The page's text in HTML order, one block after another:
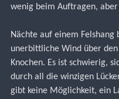
wenig beim Auftragen,
Nächte auf einem
unerbittliche Wind über
Knochen. Es ist schwierig,
durch all die winzigen
gibt keine Möglichkeit, ein